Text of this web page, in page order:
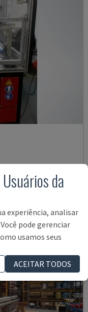
11.000 €
da
experiência, analisar
pode gerenciar
usamos seus
ACEITAR TODOS